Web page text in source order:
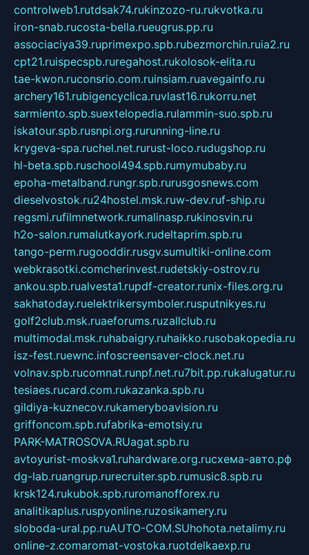
controlweb1.rutdsak74.rukinzozo-ru.rukvotka.ru
iron-snab.rucosta-bella.rueugrus.pp.ru
associaciya39.ruprimexpo.spb.rubezmorchin.ruia2.ru
cpt21.ruispecspb.ruregahost.rukolosok-elita.ru
tae-kwon.ruconsrio.com.ruinsiam.ruavegainfo.ru
archery161.rubigencyclica.ruvlast16.rukorru.net
sarmiento.spb.suextelopedia.rulammin-suo.spb.ru
iskatour.spb.rusnpi.org.rurunning-line.ru
krygeva-spa.ruchel.net.rurust-loco.rudugshop.ru
hl-beta.spb.ruschool494.spb.rumymubaby.ru
epoha-metalband.rungr.spb.rurusgosnews.com
dieselvostok.ru24hostel.msk.ruw-dev.ruf-ship.ru
regsmi.rufilmnetwork.rumalinasp.rukinosvin.ru
h2o-salon.rumalutkayork.rudeltaprim.spb.ru
tango-perm.rugooddir.rusgv.sumultiki-online.com
webkrasotki.comcherinvest.rudetskiy-ostrov.ru
ankou.spb.rualvesta1.rupdf-creator.runix-files.org.ru
sakhatoday.ruelektrikersymboler.rusputnikyes.ru
golf2club.msk.ruaeforums.ruzallclub.ru
multimodal.msk.ruhabaigry.ruhaikko.rusobakopedia.ru
isz-fest.ruewnc.infoscreensaver-clock.net.ru
volnav.spb.rucomnat.runpf.net.ru7bit.pp.rukalugatur.ru
tesiaes.rucard.com.rukazanka.spb.ru
gildiya-kuznecov.rukameryboavision.ru
griffoncom.spb.rufabrika-emotsiy.ru
PARK-MATROSOVA.RUagat.spb.ru
avtoyurist-moskva1.ruhardware.org.ruсхема-авто.рф
dg-lab.ruangrup.rurecruiter.spb.rumusic8.spb.ru
krsk124.rukubok.spb.ruromanofforex.ru
analitikaplus.ruspyonline.ruzosikamery.ru
sloboda-ural.pp.ruAUTO-COM.SUhohota.netalimy.ru
online-z.comaromat-vostoka.ruotdelkaexp.ru